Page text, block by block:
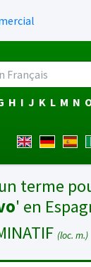
H I J K L M N
terme
' en
(loc. m.)